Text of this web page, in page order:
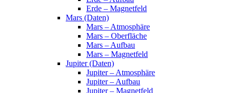
Erde – Magnetfeld
Mars (Daten)
Mars – Atmosphäre
Mars – Oberfläche
Mars – Aufbau
Mars – Magnetfeld
Jupiter (Daten)
Jupiter – Atmosphäre
Jupiter – Aufbau
Jupiter – Magnetfeld